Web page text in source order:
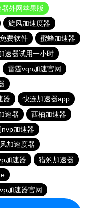
外网苹果版
旋风加速度器
费软件
蜜蜂加速器
速器试用一小时
雷霆vqn加速官网
器
快连加速器app
速器
西柚加速器
加速器
加速度器
加速器
猎豹加速器
加速器官网